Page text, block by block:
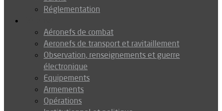
Réglementation
Aéronefs de combat
Aeronefs de transport et ravitaillement
Observation, renseignements et guerre
électronique
Equipements
Armements
Opérations